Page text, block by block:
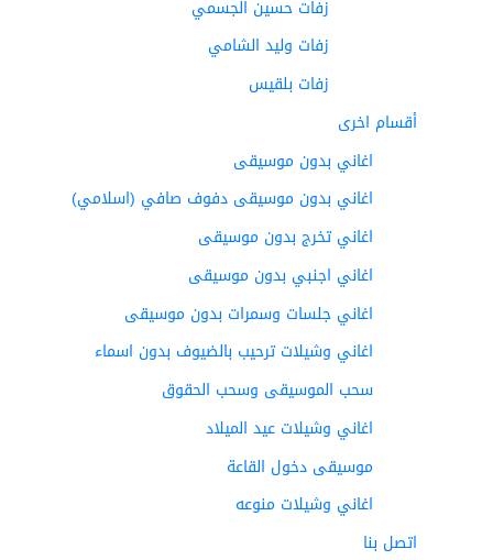
زفات حسين الجسمي
زفات وليد الشامي
زفات بلقيس
أقسام اخرى
اغاني بدون موسيقى
اغاني بدون موسيقى دفوف صافي (اسلامي)
اغاني تخرج بدون موسيقى
اغاني اجنبي بدون موسيقى
اغاني جلسات وسمرات بدون موسيقى
اغاني وشيلات ترحيب بالضيوف بدون اسماء
سحب الموسيقى وسحب الحقوق
اغاني وشيلات عيد الميلاد
موسيقى دخول القاعة
اغاني وشيلات منوعه
اتصل بنا